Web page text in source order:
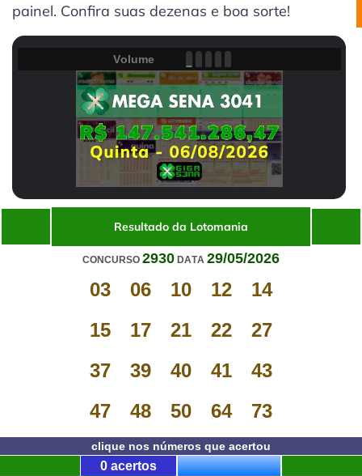
painel. Confira suas dezenas e boa sorte!
Volume
Resultado da Lotomania
CONCURSO 2930 DATA 29/05/2026
03 06 10 12
14
15
17 21 22
27
37
39 40 41
43
47
48 50 64 73
clique nos números que acertou
0 acertos